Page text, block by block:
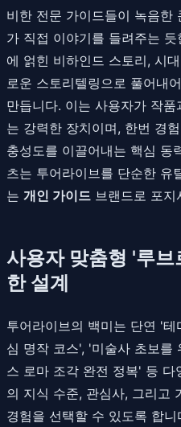
비한 전문 가이드들이 녹음한
가 직접 이야기를 들려주는
에 얽힌 비하인드 스토리, 시
로운 스토리텔링으로 풀어내
만듭니다. 이는 사용자가 작
는 강력한 장치이며, 한번 경
충성도를 이끌어내는 핵심 동
츠는 투어라이브를 단순한 유
는 개인 가이드 브랜드로 포지
사용자 맞춤형 '루
한 설계
투어라이브의 백미는 단연 '
심 명작 코스', '미술사 초보를
스 로마 조각 완전 정복' 등
의 지식 수준, 관심사, 그리고
경험을 선택할 수 있도록 합